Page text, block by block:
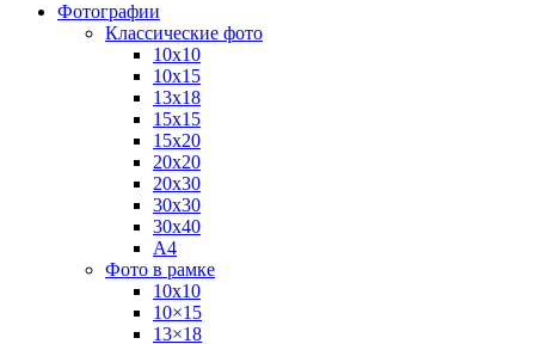
Фотографии
Классические фото
10х10
10х15
13х18
15х15
15х20
20х20
20х30
30х30
30х40
А4
Фото в рамке
10х10
10×15
13×18